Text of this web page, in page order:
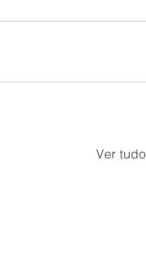
Ver tudo